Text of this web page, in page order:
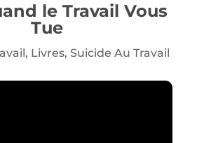
le Travail Vous
Tue
, Livres,Suicide Au Travail